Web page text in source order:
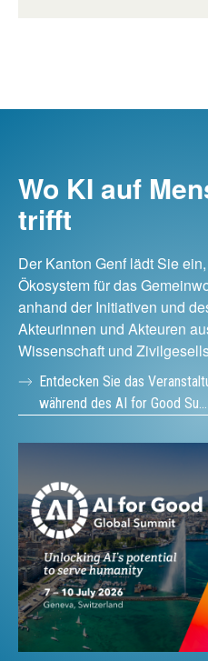
Wo KI auf
trifft
Der Kanton Genf lädt Sie
Ökosystem für das
anhand der Initiativen und
Akteurinnen und Akteuren
Wissenschaft und
Entdecken Sie das
während des AI for Good Su…